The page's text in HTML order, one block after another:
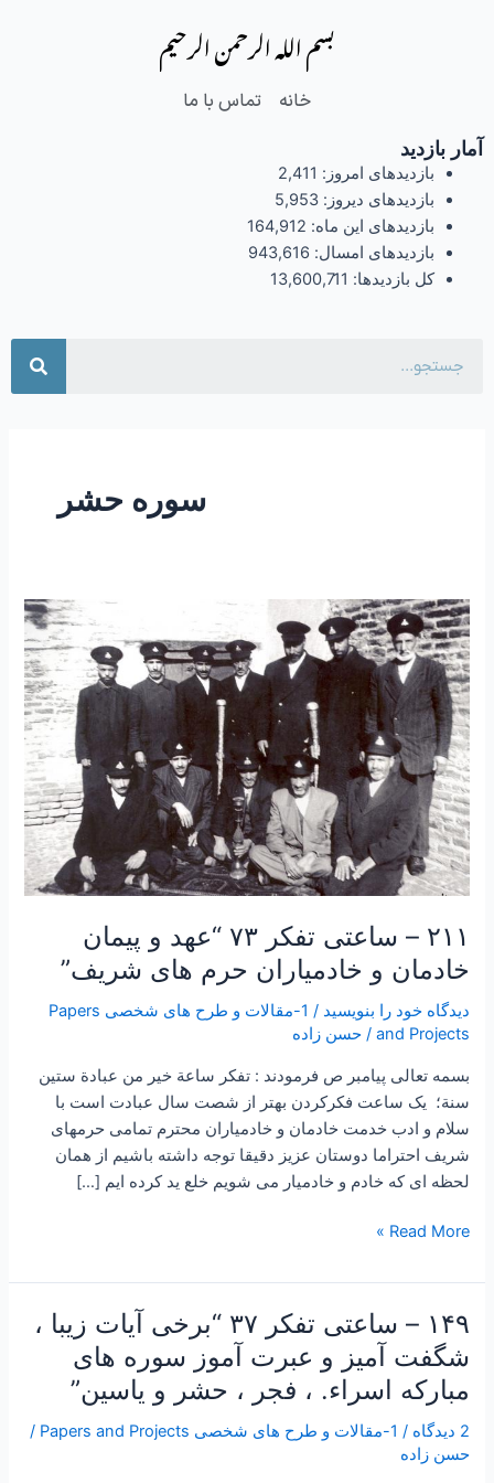
بسم الله الرحمن الرحیم
خانه تماس با ما
آمار بازدید
بازدیدهای امروز: 2,411
بازدیدهای دیروز: 5,953
بازدیدهای این ماه: 164,912
بازدیدهای امسال: 943,616
کل بازدیدها: 13,600,711
سوره حشر
۲۱۱ – ساعتی تفکر ۷۳ “عهد و پیمان
خادمان و خادمیاران حرم های شریف”
دیدگاه‌ خود را بنویسید /
1-مقالات و طرح های شخصی Papers
and Projects
/حسن زاده
بسمه تعالی پیامبر ص فرمودند : تفكر ساعة خير من عبادة ستين
سنة؛ یک ساعت فکرکردن بهتر از شصت سال عبادت است با
سلام و ادب خدمت خادمان و خادمیاران محترم تمامی حرمهای
شریف احتراما دوستان عزیز دقیقا توجه داشته باشیم از همان
لحظه ای که خادم و خادمیار می شویم خلع ید کرده ایم […]
۲۱۱
–
ساعتی
تفکر
۷۳
“عهد
و
پیمان
خادمان
و
خادمیاران
حرم
های
شریف”
Read More »
۱۴۹ – ساعتی تفکر ۳۷ “برخی آیات زیبا ،
شگفت آمیز و عبرت آموز سوره های
مبارکه اسراء. ، فجر ، حشر و یاسین”
2 دیدگاه / 1-مقالات و طرح های شخصی Papers and Projects
/
حسن زاده
۱۴۹
ساعتی
تفکر
۳۷
“برخی